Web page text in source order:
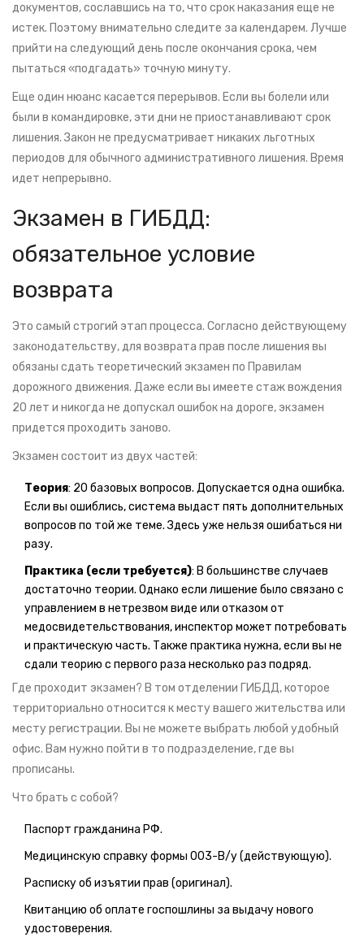
документов, сославшись на то, что срок наказания еще не
истек. Поэтому внимательно следите за календарем. Лучше
прийти на следующий день после окончания срока, чем
пытаться «подгадать» точную минуту.
Еще один нюанс касается перерывов. Если вы болели или
были в командировке, эти дни не приостанавливают срок
лишения. Закон не предусматривает никаких льготных
периодов для обычного административного лишения. Время
идет непрерывно.
Экзамен в ГИБДД:
обязательное условие
возврата
Это самый строгий этап процесса. Согласно действующему
законодательству, для возврата прав после лишения вы
обязаны сдать теоретический экзамен по Правилам
дорожного движения. Даже если вы имеете стаж вождения
20 лет и никогда не допускал ошибок на дороге, экзамен
придется проходить заново.
Экзамен состоит из двух частей:
Теория: 20 базовых вопросов. Допускается одна ошибка.
Если вы ошиблись, система выдаст пять дополнительных
вопросов по той же теме. Здесь уже нельзя ошибаться ни
разу.
Практика (если требуется): В большинстве случаев
достаточно теории. Однако если лишение было связано с
управлением в нетрезвом виде или отказом от
медосвидетельствования, инспектор может потребовать
и практическую часть. Также практика нужна, если вы не
сдали теорию с первого раза несколько раз подряд.
Где проходит экзамен? В том отделении ГИБДД, которое
территориально относится к месту вашего жительства или
месту регистрации. Вы не можете выбрать любой удобный
офис. Вам нужно пойти в то подразделение, где вы
прописаны.
Что брать с собой?
Паспорт гражданина РФ.
Медицинскую справку формы 003-В/у (действующую).
Расписку об изъятии прав (оригинал).
Квитанцию об оплате госпошлины за выдачу нового
удостоверения.